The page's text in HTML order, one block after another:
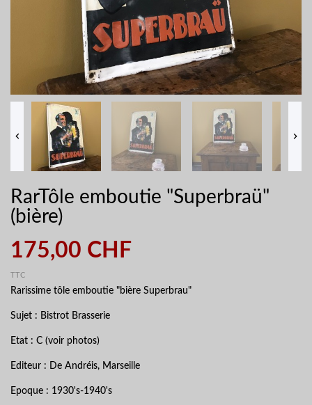
 
RarTôle emboutie "Superbraü"
(bière)
175,00 CHF
TTC
Rarissime tôle emboutie "bière Superbrau"
Sujet : Bistrot Brasserie
Etat : C (voir photos)
Editeur : De Andréis, Marseille
Epoque : 1930's-1940's